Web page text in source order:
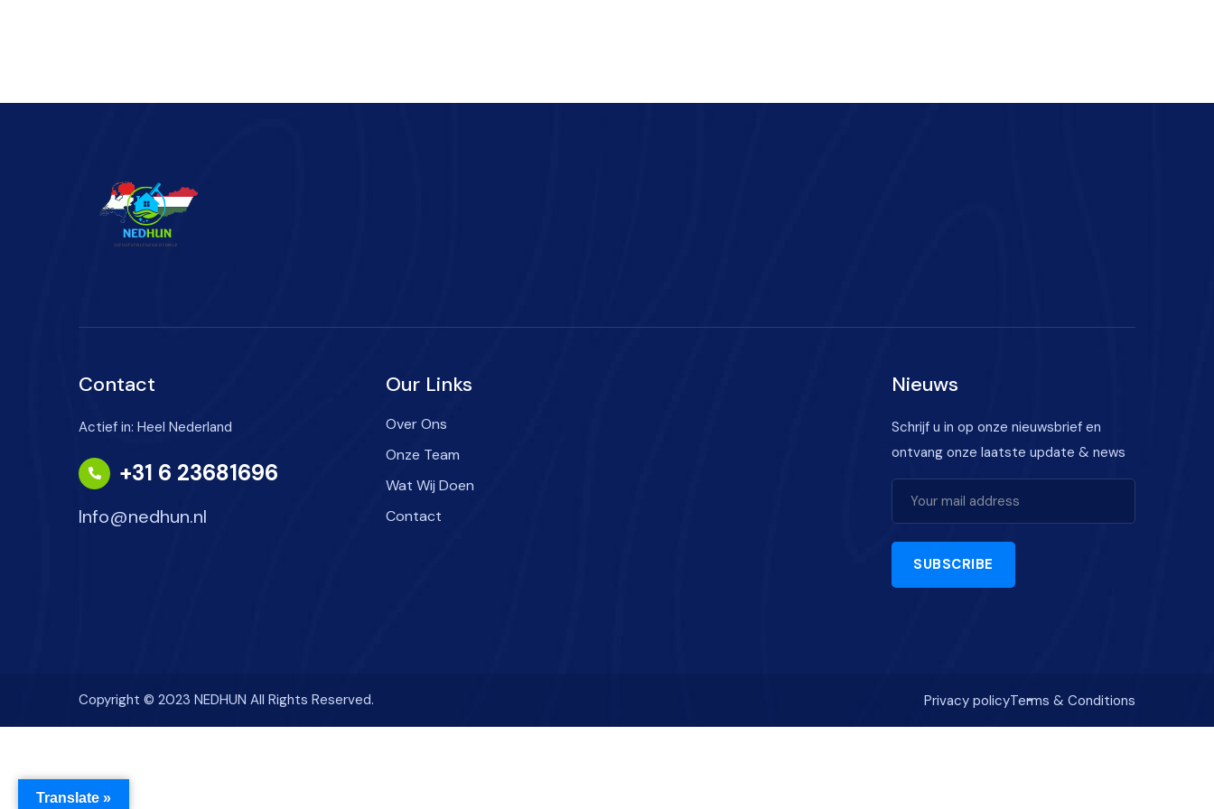
Contact
Actief in: Heel Nederland
+31 6 23681696
Info@nedhun.nl
Our Links
Over Ons
Onze Team
Wat Wij Doen
Contact
Nieuws
Schrijf u in op onze nieuwsbrief en
ontvang onze laatste update & news
SUBSCRIBE
Copyright © 2023 NEDHUN All Rights Reserved. Privacy policyTerms & Conditions
Translate »